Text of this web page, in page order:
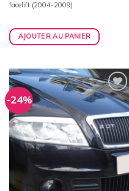
facelift (2004-2009)
AJOUTER AU PANIER
-24%
Ajouter
à la
wishlist